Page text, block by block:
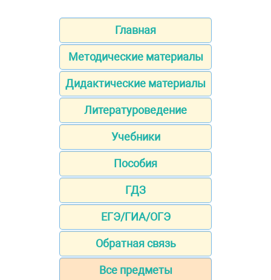
Главная
Методические материалы
Дидактические материалы
Литературоведение
Учебники
Пособия
ГДЗ
ЕГЭ/ГИА/ОГЭ
Обратная связь
Все предметы